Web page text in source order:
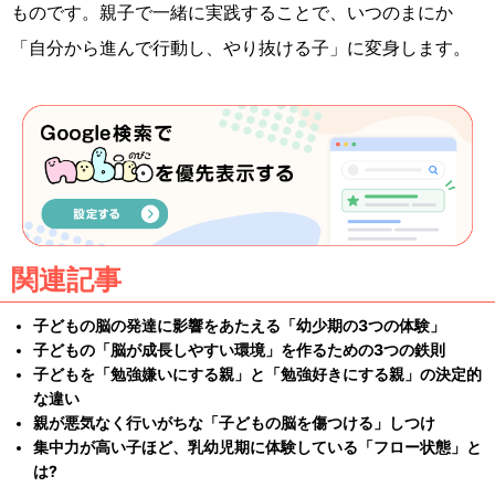
ものです。親子で一緒に実践することで、いつのまにか
「自分から進んで行動し、やり抜ける子」に変身します。
関連記事
子どもの脳の発達に影響をあたえる「幼少期の3つの体験」
子どもの「脳が成長しやすい環境」を作るための3つの鉄則
子どもを「勉強嫌いにする親」と「勉強好きにする親」の決定的
な違い
親が悪気なく行いがちな「子どもの脳を傷つける」しつけ
集中力が高い子ほど、乳幼児期に体験している「フロー状態」と
は?